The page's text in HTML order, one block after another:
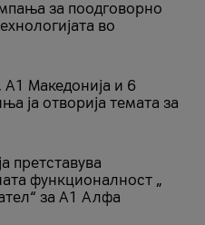
за поодговорно
во
A1 Македонија и 6
ја отворија темата за
претставува
функционалност „
за А1 Алфа